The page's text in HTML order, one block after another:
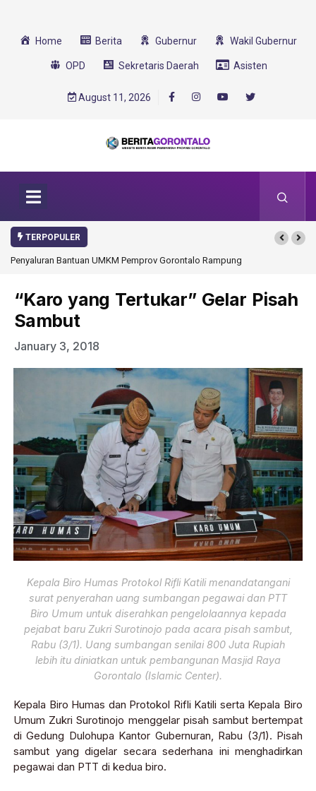
Home Berita Gubernur Wakil Gubernur
OPD Sekretaris Daerah Asisten
August 11, 2026
TERPOPULER
RampungGorontalo Ikut Dukung Program SMA Unggul Garuda
“Karo yang Tertukar” Gelar Pisah
Sambut
January 3, 2018
Kepala Biro Humas Protokol Rifli Katili menandatangani
surat penyerahan uang sumbangan pegawai dan PTT
Biro Umum untuk diserahkan pengelolaannya kepada
pejabat baru Zukri Surotinojo pada acara pisah sambut,
Rabu (3/1). Uang sumbangan senilai 800 Juta Rupiah
lebih itu diniatkan untuk pembangunan Masjid Raya
Gorontalo (Islamic Center).
Kepala Biro Humas dan Protokol Rifli Katili serta Kepala Biro
Umum Zukri Surotinojo menggelar pisah sambut bertempat
di Gedung Dulohupa Kantor Gubernuran, Rabu (3/1). Pisah
sambut yang digelar secara sederhana ini menghadirkan
pegawai dan PTT di kedua biro.